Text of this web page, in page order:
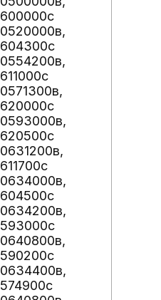
600000с
0520000в,
604300с
0554200в,
611000с
0571300в,
620000с
0593000в,
620500с
0631200в,
611700с
0634000в,
604500с
0634200в,
593000с
0640800в,
590200с
0634400в,
574900с